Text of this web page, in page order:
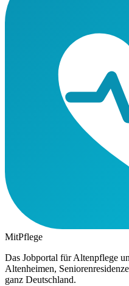
MitPflege
Das Jobportal für Altenpflege
Altenheimen,
ganz Deutschland.